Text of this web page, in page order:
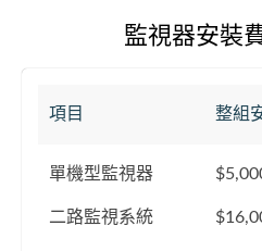
監視器安裝
項目 整組
單機型監視器
二路監視系統